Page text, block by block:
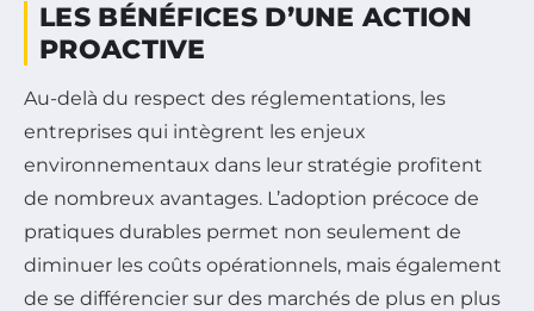
LES BÉNÉFICES D’UNE ACTION
PROACTIVE
Au-delà du respect des réglementations, les
entreprises qui intègrent les enjeux
environnementaux dans leur stratégie profitent
de nombreux avantages. L’adoption précoce de
pratiques durables permet non seulement de
diminuer les coûts opérationnels, mais également
de se différencier sur des marchés de plus en plus